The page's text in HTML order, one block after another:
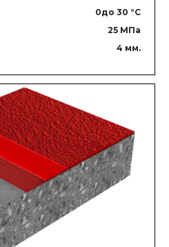
0до 30 °C
25 МПа
4 мм.